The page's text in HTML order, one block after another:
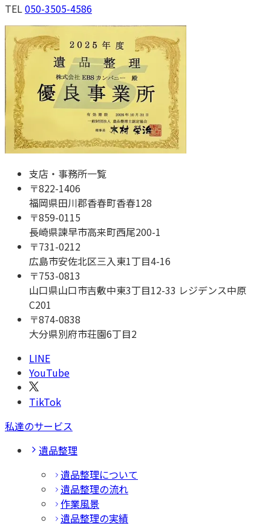
TEL 050-3505-4586
支店・事務所一覧
〒822-1406
福岡県田川郡香春町香春128
〒859-0115
長崎県諫早市高来町西尾200-1
〒731-0212
広島市安佐北区三入東1丁目4-16
〒753-0813
山口県山口市吉敷中東3丁目12-33 レジデンス中原
C201
〒874-0838
大分県別府市荘園6丁目2
LINE
YouTube
TikTok
私達のサービス
遺品整理
遺品整理について
遺品整理の流れ
作業風景
遺品整理の実績